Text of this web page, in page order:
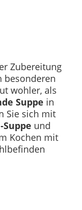
Zubereitung
besonderen
wohler, als
Suppe in
Sie sich mit
und
Kochen mit